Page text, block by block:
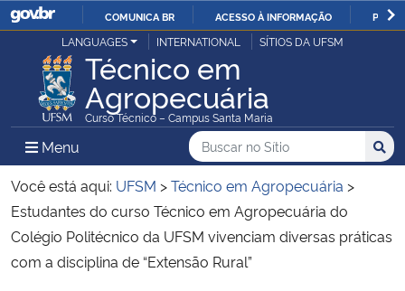
IR
PARA
O
CONTEÚDO
COMUNICA BR ACESSO À INFORMAÇÃO
Ministério da Justiça e Segurança Pública
Ministério da Defesa
Ministério das Relações Exteriores
Ministério da Economia
Ministério da Infraestrutura
LANGUAGES INTERNATIONAL SÍTIOS DA UFSM
Técnico em
Agropecuária
Curso Técnico – Campus Santa Maria
Menu Menu Principal do Sítio
Busca
Buscar no no Sítio
Busca:
Você está aqui: UFSM >Técnico em Agropecuária >
Estudantes do curso Técnico em Agropecuária do
Colégio Politécnico da UFSM vivenciam diversas práticas
com a disciplina de “Extensão Rural”